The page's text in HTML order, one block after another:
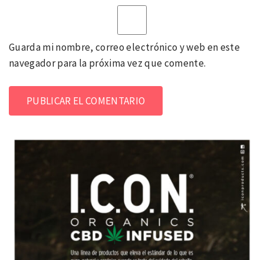
Guarda mi nombre, correo electrónico y web en este
navegador para la próxima vez que comente.